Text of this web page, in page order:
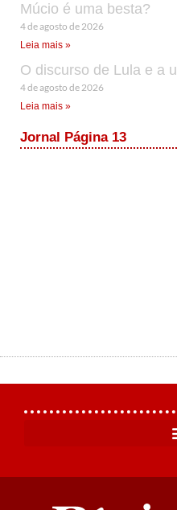
Múcio é uma besta?
4 de agosto de 2026
Leia mais »
O discurso de Lula e a
4 de agosto de 2026
Leia mais »
Jornal Página 13